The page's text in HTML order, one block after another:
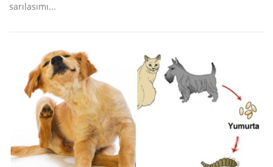
sarılasımı...